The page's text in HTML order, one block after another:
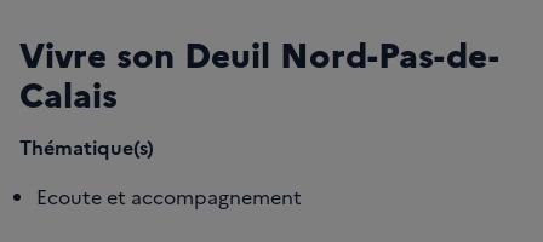
Vivre son Deuil Nord-Pas-de-
Calais
Thématique(s)
Ecoute et accompagnement